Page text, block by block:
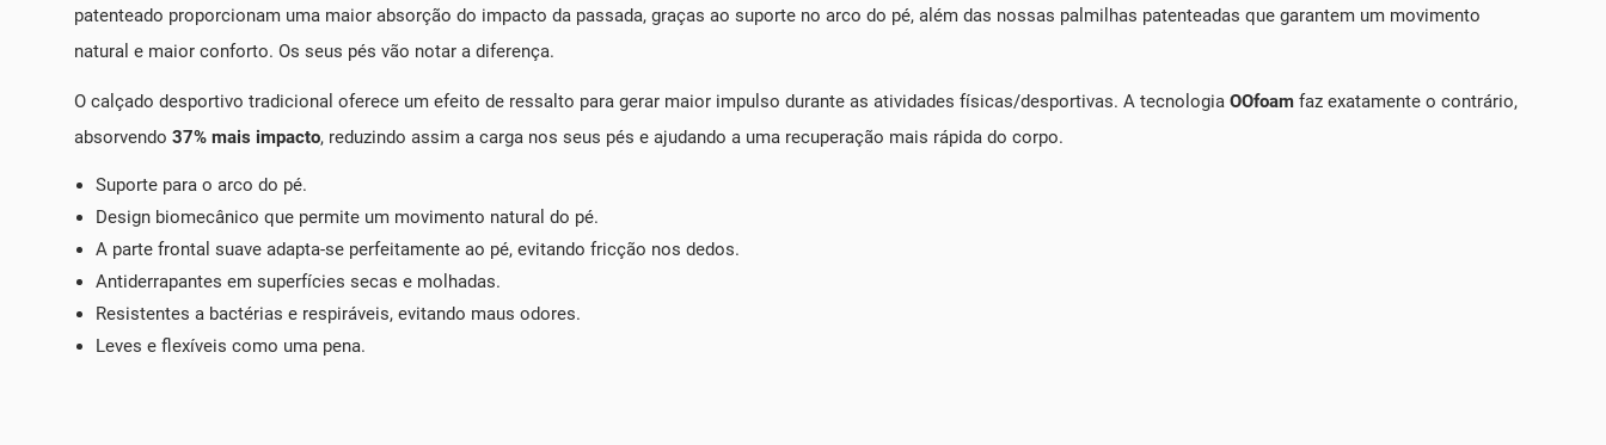
patenteado proporcionam uma maior absorção do impacto da passada, graças ao suporte no arco do pé, além das nossas palmilhas patenteadas que garantem um movimento
natural e maior conforto. Os seus pés vão notar a diferença.
O calçado desportivo tradicional oferece um efeito de ressalto para gerar maior impulso durante as atividades físicas/desportivas. A tecnologia OOfoam faz exatamente o contrário,
absorvendo 37% mais impacto, reduzindo assim a carga nos seus pés e ajudando a uma recuperação mais rápida do corpo.
Suporte para o arco do pé.
Design biomecânico que permite um movimento natural do pé.
A parte frontal suave adapta-se perfeitamente ao pé, evitando fricção nos dedos.
Antiderrapantes em superfícies secas e molhadas.
Resistentes a bactérias e respiráveis, evitando maus odores.
Leves e flexíveis como uma pena.